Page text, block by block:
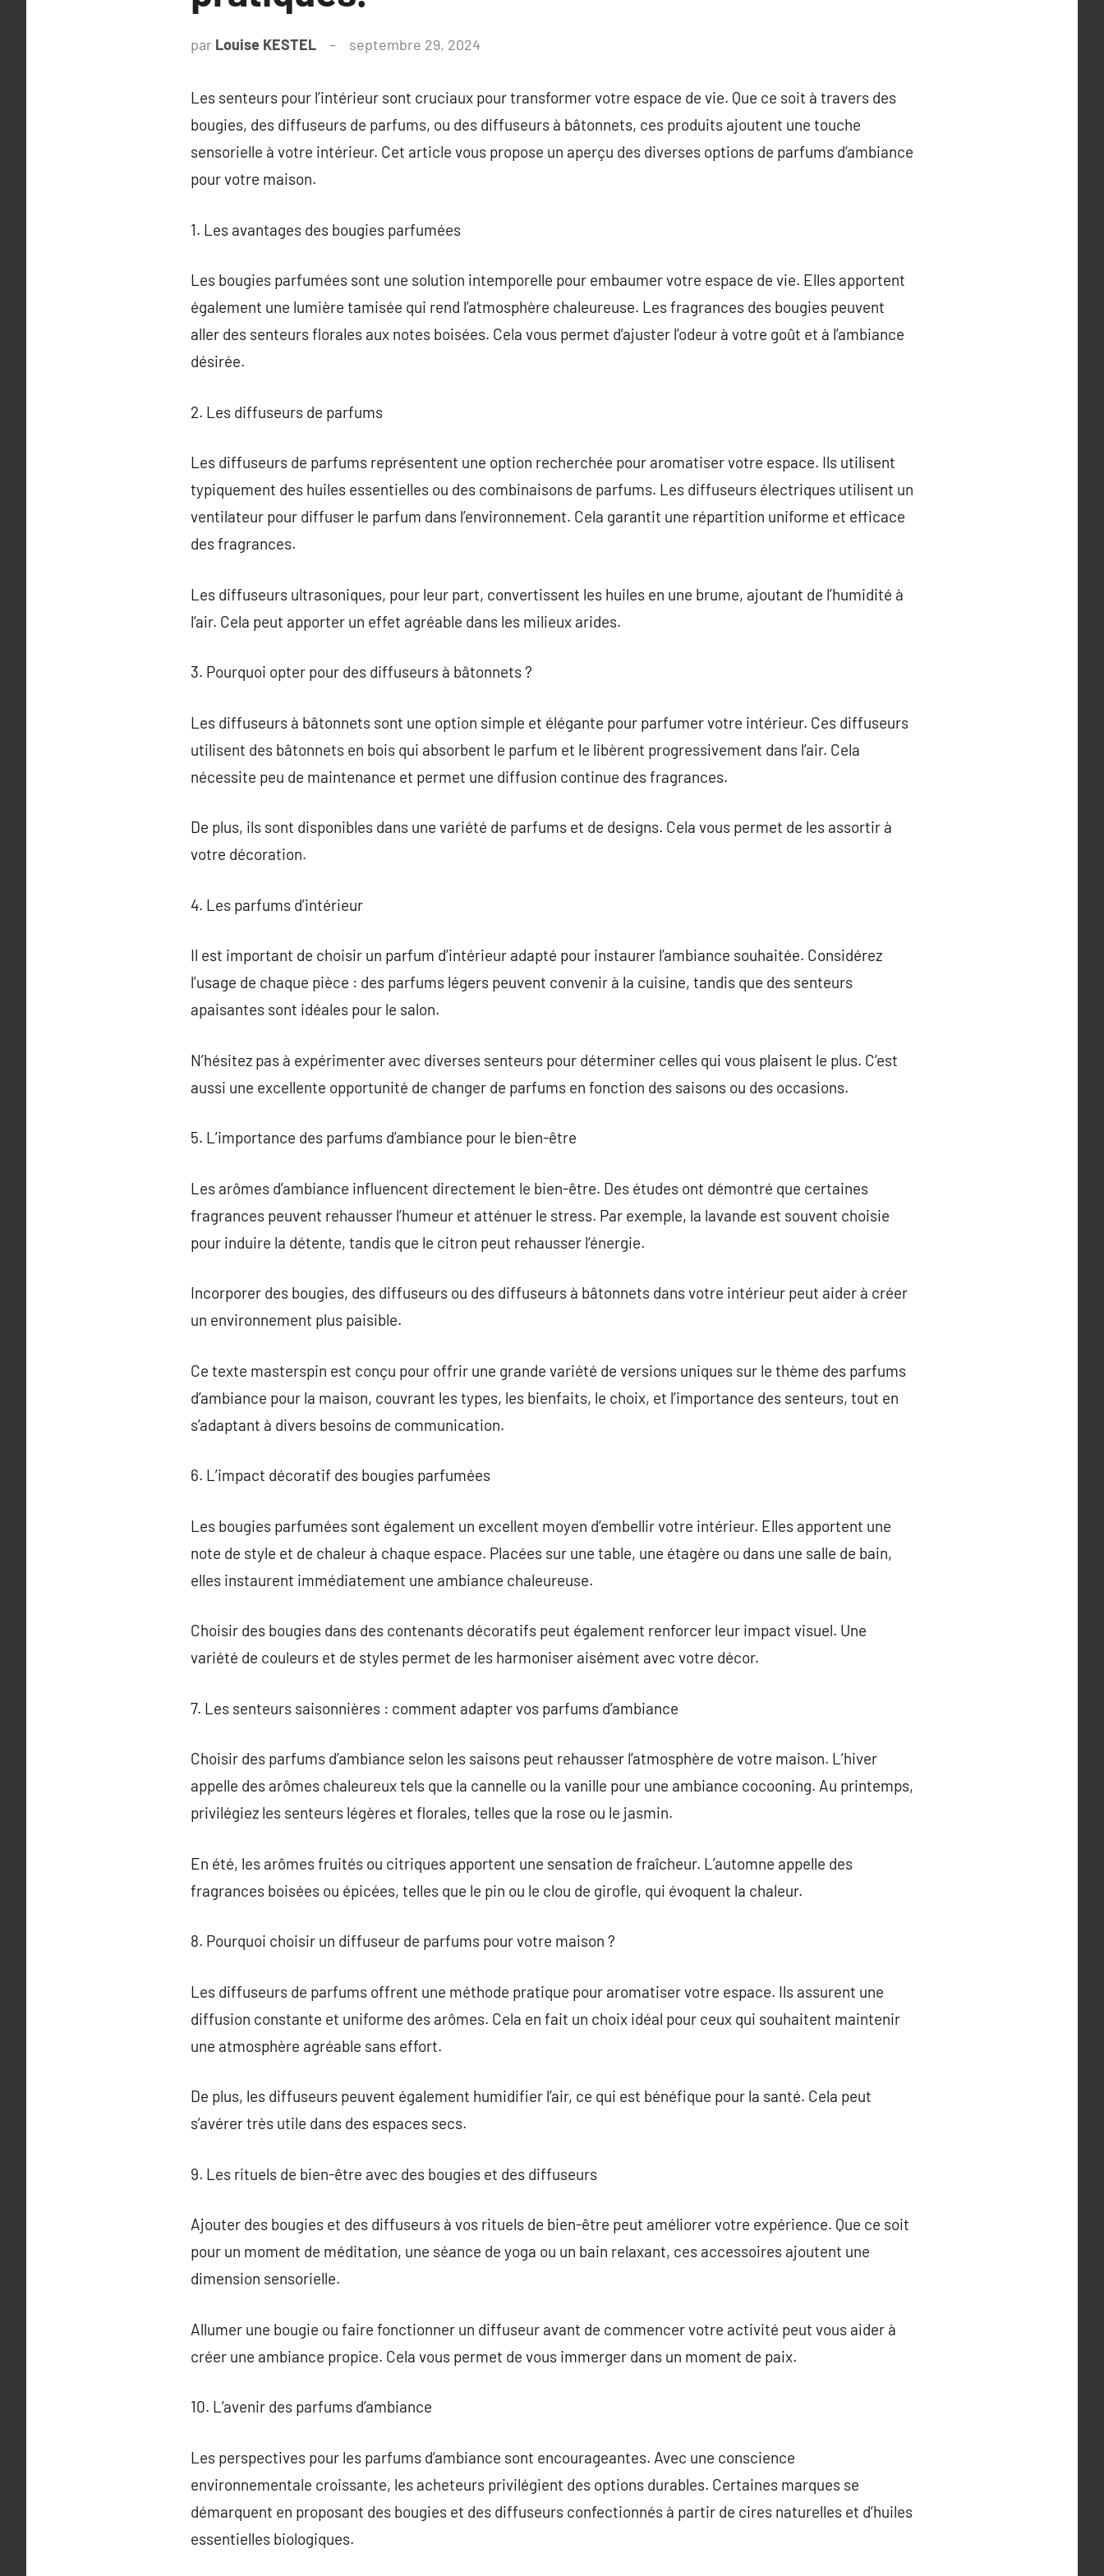
par Louise KESTEL septembre 29, 2024
Les senteurs pour l’intérieur sont cruciaux pour transformer votre espace de vie. Que ce soit à travers des
bougies, des diffuseurs de parfums, ou des diffuseurs à bâtonnets, ces produits ajoutent une touche
sensorielle à votre intérieur. Cet article vous propose un aperçu des diverses options de parfums d’ambiance
pour votre maison.
1. Les avantages des bougies parfumées
Les bougies parfumées sont une solution intemporelle pour embaumer votre espace de vie. Elles apportent
également une lumière tamisée qui rend l’atmosphère chaleureuse. Les fragrances des bougies peuvent
aller des senteurs florales aux notes boisées. Cela vous permet d’ajuster l’odeur à votre goût et à l’ambiance
désirée.
2. Les diffuseurs de parfums
Les diffuseurs de parfums représentent une option recherchée pour aromatiser votre espace. Ils utilisent
typiquement des huiles essentielles ou des combinaisons de parfums. Les diffuseurs électriques utilisent un
ventilateur pour diffuser le parfum dans l’environnement. Cela garantit une répartition uniforme et efficace
des fragrances.
Les diffuseurs ultrasoniques, pour leur part, convertissent les huiles en une brume, ajoutant de l’humidité à
l’air. Cela peut apporter un effet agréable dans les milieux arides.
3. Pourquoi opter pour des diffuseurs à bâtonnets ?
Les diffuseurs à bâtonnets sont une option simple et élégante pour parfumer votre intérieur. Ces diffuseurs
utilisent des bâtonnets en bois qui absorbent le parfum et le libèrent progressivement dans l’air. Cela
nécessite peu de maintenance et permet une diffusion continue des fragrances.
De plus, ils sont disponibles dans une variété de parfums et de designs. Cela vous permet de les assortir à
votre décoration.
4. Les parfums d’intérieur
Il est important de choisir un parfum d’intérieur adapté pour instaurer l’ambiance souhaitée. Considérez
l’usage de chaque pièce : des parfums légers peuvent convenir à la cuisine, tandis que des senteurs
apaisantes sont idéales pour le salon.
N’hésitez pas à expérimenter avec diverses senteurs pour déterminer celles qui vous plaisent le plus. C’est
aussi une excellente opportunité de changer de parfums en fonction des saisons ou des occasions.
5. L’importance des parfums d’ambiance pour le bien-être
Les arômes d’ambiance influencent directement le bien-être. Des études ont démontré que certaines
fragrances peuvent rehausser l’humeur et atténuer le stress. Par exemple, la lavande est souvent choisie
pour induire la détente, tandis que le citron peut rehausser l’énergie.
Incorporer des bougies, des diffuseurs ou des diffuseurs à bâtonnets dans votre intérieur peut aider à créer
un environnement plus paisible.
Ce texte masterspin est conçu pour offrir une grande variété de versions uniques sur le thème des parfums
d’ambiance pour la maison, couvrant les types, les bienfaits, le choix, et l’importance des senteurs, tout en
s’adaptant à divers besoins de communication.
6. L’impact décoratif des bougies parfumées
Les bougies parfumées sont également un excellent moyen d’embellir votre intérieur. Elles apportent une
note de style et de chaleur à chaque espace. Placées sur une table, une étagère ou dans une salle de bain,
elles instaurent immédiatement une ambiance chaleureuse.
Choisir des bougies dans des contenants décoratifs peut également renforcer leur impact visuel. Une
variété de couleurs et de styles permet de les harmoniser aisément avec votre décor.
7. Les senteurs saisonnières : comment adapter vos parfums d’ambiance
Choisir des parfums d’ambiance selon les saisons peut rehausser l’atmosphère de votre maison. L’hiver
appelle des arômes chaleureux tels que la cannelle ou la vanille pour une ambiance cocooning. Au printemps,
privilégiez les senteurs légères et florales, telles que la rose ou le jasmin.
En été, les arômes fruités ou citriques apportent une sensation de fraîcheur. L’automne appelle des
fragrances boisées ou épicées, telles que le pin ou le clou de girofle, qui évoquent la chaleur.
8. Pourquoi choisir un diffuseur de parfums pour votre maison ?
Les diffuseurs de parfums offrent une méthode pratique pour aromatiser votre espace. Ils assurent une
diffusion constante et uniforme des arômes. Cela en fait un choix idéal pour ceux qui souhaitent maintenir
une atmosphère agréable sans effort.
De plus, les diffuseurs peuvent également humidifier l’air, ce qui est bénéfique pour la santé. Cela peut
s’avérer très utile dans des espaces secs.
9. Les rituels de bien-être avec des bougies et des diffuseurs
Ajouter des bougies et des diffuseurs à vos rituels de bien-être peut améliorer votre expérience. Que ce soit
pour un moment de méditation, une séance de yoga ou un bain relaxant, ces accessoires ajoutent une
dimension sensorielle.
Allumer une bougie ou faire fonctionner un diffuseur avant de commencer votre activité peut vous aider à
créer une ambiance propice. Cela vous permet de vous immerger dans un moment de paix.
10. L’avenir des parfums d’ambiance
Les perspectives pour les parfums d’ambiance sont encourageantes. Avec une conscience
environnementale croissante, les acheteurs privilégient des options durables. Certaines marques se
démarquent en proposant des bougies et des diffuseurs confectionnés à partir de cires naturelles et d’huiles
essentielles biologiques.